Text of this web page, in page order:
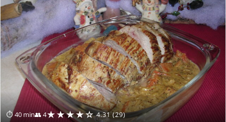
⏱ 40 min👥 4★★★★☆ 4.31 (29)